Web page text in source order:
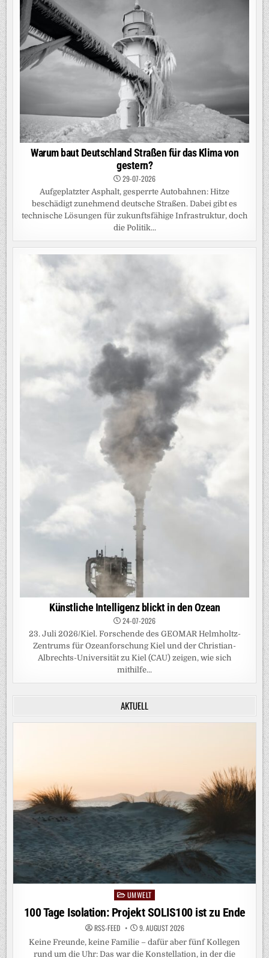
Warum baut Deutschland Straßen für das Klima von
gestern?
29-07-2026
Aufgeplatzter Asphalt, gesperrte Autobahnen: Hitze
beschädigt zunehmend deutsche Straßen. Dabei gibt es
technische Lösungen für zukunftsfähige Infrastruktur, doch
die Politik...
Künstliche Intelligenz blickt in den Ozean
24-07-2026
23. Juli 2026/Kiel. Forschende des GEOMAR Helmholtz-
Zentrums für Ozeanforschung Kiel und der Christian-
Albrechts-Universität zu Kiel (CAU) zeigen, wie sich
mithilfe...
AKTUELL
Posted
in
UMWELT
100 Tage Isolation: Projekt SOLIS100 ist zu Ende
RSS-FEED 9. AUGUST 2026
Keine Freunde, keine Familie – dafür aber fünf Kollegen
rund um die Uhr: Das war die Konstellation, in der die